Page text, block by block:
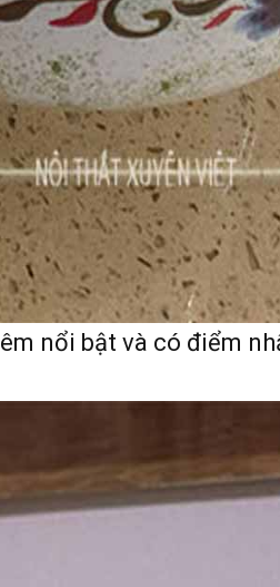
nổi bật và có điểm